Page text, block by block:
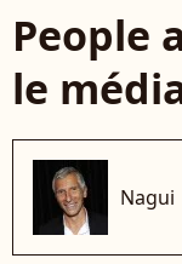
People
le
Nagui